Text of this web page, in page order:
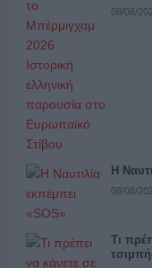
08/08/
Η
08/08/
Τι